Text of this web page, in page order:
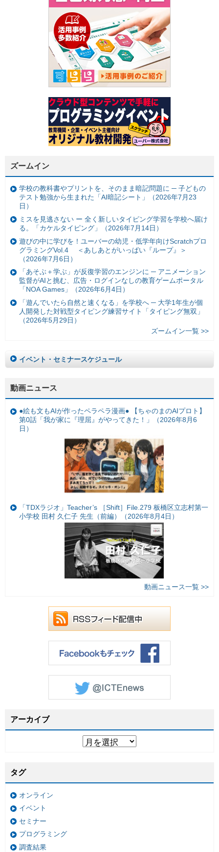
ズームイン
学校の教科書やプリントを、そのまま暗記問題に ─ 子どもの
テスト勉強から生まれた「AI暗記シート」（2026年7月23
日）
ミスを見逃さない ー 全く新しいタイピング学習を学校へ届け
る。「カケルタイピング」（2026年7月14日）
遊びの中に学びを！ユーバーの幼児・低学年向けScratchプロ
グラミングVol.4 ＜あしあとがいっぱい『ループ』＞
（2026年7月6日）
「あそぶ＋学ぶ」が反復学習のエンジンに ─ アニメーション
監督がAIと挑む、広告・ログインなしの教育ゲームポータル
「NOA Games」（2026年6月4日）
「遊んでいたら自然と速くなる」を学校へ ─ 大学1年生が個
人開発した対戦型タイピング練習サイト「タイピング無双」
（2026年5月29日）
ズームイン一覧 >>
イベント・セミナースケジュール
動画ニュース
●絵も文もAIが作ったペラペラ漫画● 【ちゃのまのAIプロト】
第0話「我が家に『理屈』がやってきた！」（2026年8月6
日）
「TDXラジオ」Teacher’s ［Shift］File.279 板橋区立志村第一
小学校 田村 久仁子 先生（前編）（2026年8月4日）
動画ニュース一覧 >>
アーカイブ
タグ
オンライン
イベント
セミナー
プログラミング
調査結果